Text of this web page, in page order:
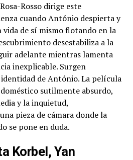
Rosso dirige este
cuando António despierta y
de sí mismo flotando en la
desestabiliza a la
adelante mientras lamenta
inexplicable. Surgen
de António. La película
sutilmente absurdo,
y la inquietud,
pieza de cámara donde la
se pone en duda.
Korbel, Yan